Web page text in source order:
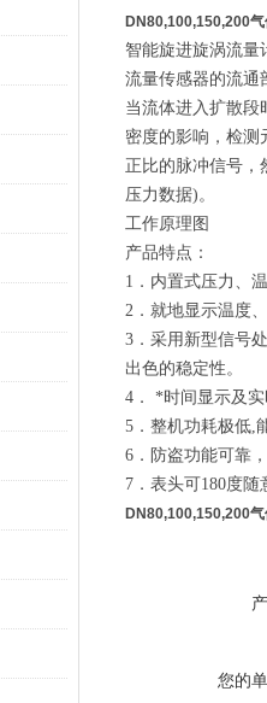
DN80,100,150,200
智能旋进旋涡流量
流量传感器的流通
当流体进入扩散段
密度的影响，检测
正比的脉冲信号，
压力数据)。
工作原理图
产品特点：
1．内置式压力、
2．就地显示温度
3．采用新型信号
出色的稳定性。
4． *时间显示及
5．整机功耗极低,
6．防盗功能可靠
7．表头可180度
DN80,100,150,200
您的